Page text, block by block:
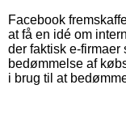
Facebook
at få en idé om
der faktisk e-firmaer
bedømmelse af
i brug til at